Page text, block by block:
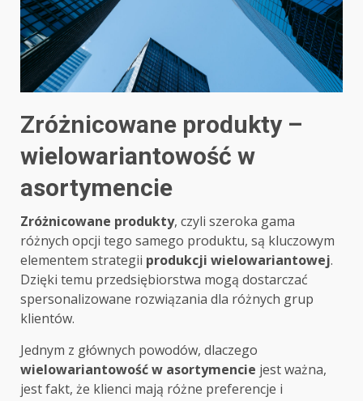
Zróżnicowane produkty –
wielowariantowość w
asortymencie
Zróżnicowane produkty, czyli szeroka gama
różnych opcji tego samego produktu, są kluczowym
elementem strategii produkcji wielowariantowej.
Dzięki temu przedsiębiorstwa mogą dostarczać
spersonalizowane rozwiązania dla różnych grup
klientów.
Jednym z głównych powodów, dlaczego
wielowariantowość w asortymencie jest ważna,
jest fakt, że klienci mają różne preferencje i